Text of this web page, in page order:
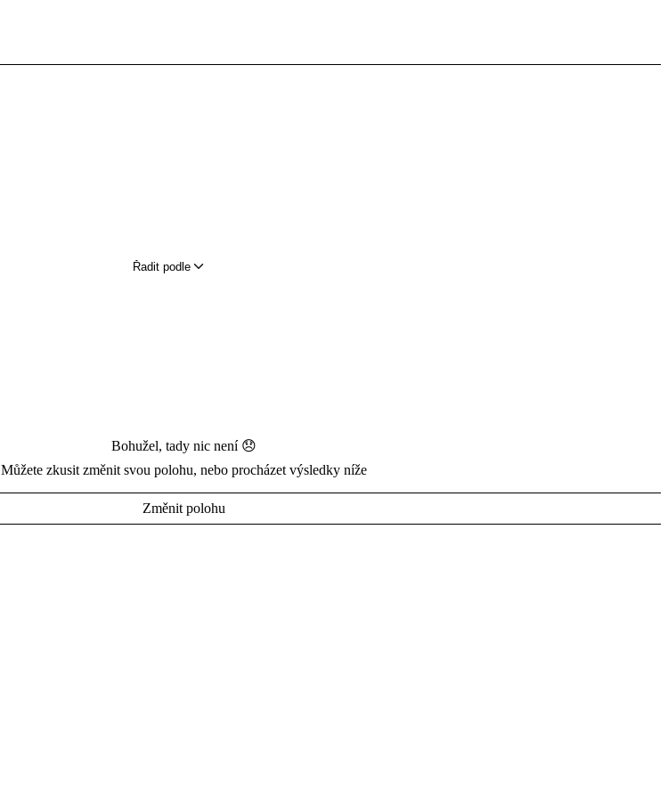
Řadit podle
Bohužel, tady nic není 😞
Můžete zkusit změnit svou polohu, nebo procházet výsledky níže
Změnit polohu